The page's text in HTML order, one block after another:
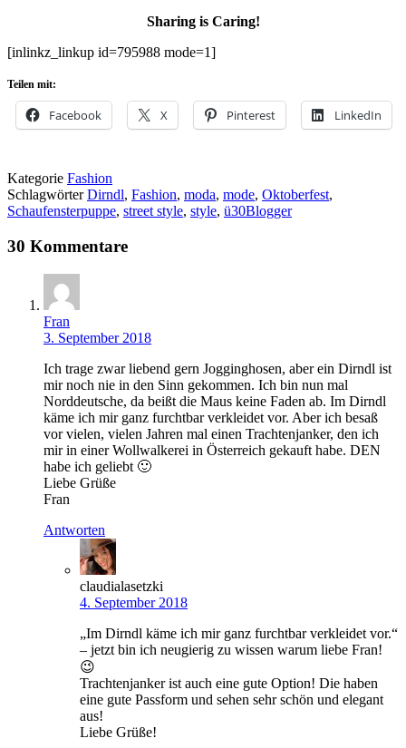
Sharing is Caring!
[inlinkz_linkup id=795988 mode=1]
Teilen mit:
Facebook X Pinterest LinkedIn
Kategorie Fashion
SchlagwörterDirndl, Fashion, moda, mode, Oktoberfest,
Schaufensterpuppe, street style, style, ü30Blogger
30 Kommentare
Fran
3. September 2018
Ich trage zwar liebend gern Jogginghosen, aber ein Dirndl ist
mir noch nie in den Sinn gekommen. Ich bin nun mal
Norddeutsche, da beißt die Maus keine Faden ab. Im Dirndl
käme ich mir ganz furchtbar verkleidet vor. Aber ich besaß
vor vielen, vielen Jahren mal einen Trachtenjanker, den ich
mir in einer Wollwalkerei in Österreich gekauft habe. DEN
habe ich geliebt 🙂
Liebe Grüße
Fran
Antworten
claudialasetzki
4. September 2018
„Im Dirndl käme ich mir ganz furchtbar verkleidet vor.“
– jetzt bin ich neugierig zu wissen warum liebe Fran!
😉
Trachtenjanker ist auch eine gute Option! Die haben
eine gute Passform und sehen sehr schön und elegant
aus!
Liebe Grüße!